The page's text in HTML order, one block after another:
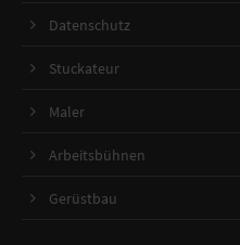
Datenschutz
Stuckateur
Maler
Arbeitsbühnen
Gerüstbau